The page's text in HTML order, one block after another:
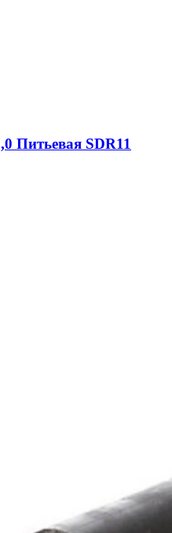
Питьевая SDR11